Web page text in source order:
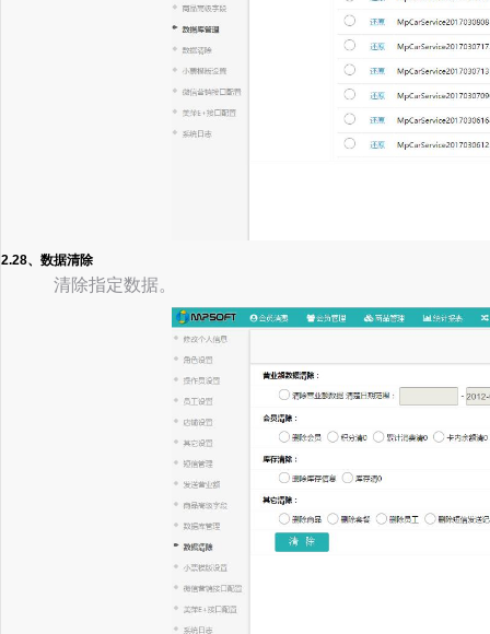
2.28、数据清除
清除指定数据。